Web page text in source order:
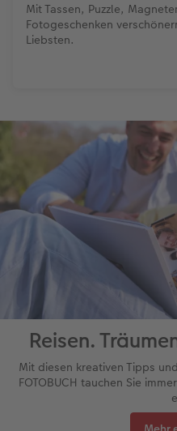
Mit Tassen, Puzzle,
Fotogeschenken
Liebsten.
Reisen.
Mit diesen kreativen Tipps
FOTOBUCH tauchen Sie